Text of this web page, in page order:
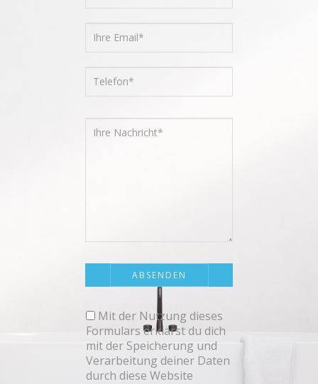
Mit der Nutzung dieses
Formulars erklärst du dich
mit der Speicherung und
Verarbeitung deiner Daten
durch diese Website